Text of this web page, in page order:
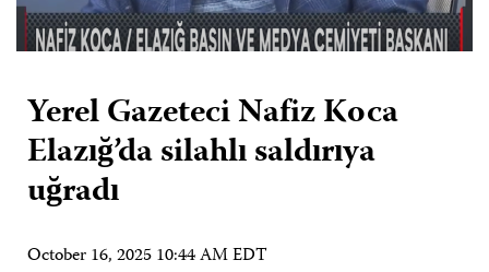
Yerel Gazeteci Nafiz Koca
Elazığ’da silahlı saldırıya
uğradı
October 16, 2025 10:44 AM EDT